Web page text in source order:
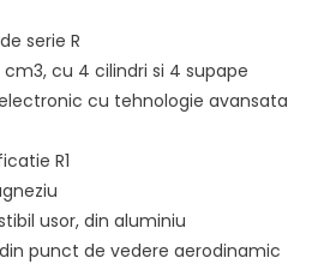
serie R
cm3, cu 4 cilindri si 4 supape
cu tehnologie avansata
R1
usor, din aluminiu
punct de vedere aerodinamic